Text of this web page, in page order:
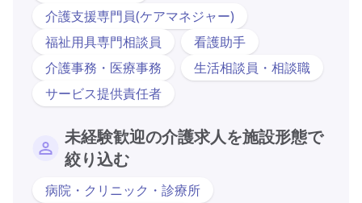
介護支援専門員(ケアマネジャー)
福祉用具専門相談員
看護助手
介護事務・医療事務
生活相談員・相談職
サービス提供責任者
未経験歓迎の介護求人を施設形態で
絞り込む
病院・クリニック・診療所